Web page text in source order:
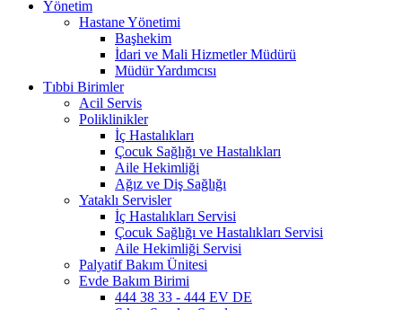
Yönetim
Hastane Yönetimi
Başhekim
İdari ve Mali Hizmetler Müdürü
Müdür Yardımcısı
Tıbbi Birimler
Acil Servis
Poliklinikler
İç Hastalıkları
Çocuk Sağlığı ve Hastalıkları
Aile Hekimliği
Ağız ve Diş Sağlığı
Yataklı Servisler
İç Hastalıkları Servisi
Çocuk Sağlığı ve Hastalıkları Servisi
Aile Hekimliği Servisi
Palyatif Bakım Ünitesi
Evde Bakım Birimi
444 38 33 - 444 EV DE